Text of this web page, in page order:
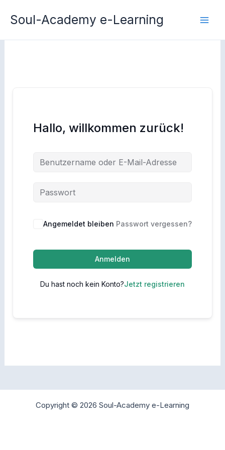
InhaltSoul-Academy e-Learning
Hallo, willkommen zurück!
Angemeldet bleiben Passwort vergessen?
Anmelden
Du hast noch kein Konto?Jetzt registrieren
Copyright © 2026 Soul-Academy e-Learning